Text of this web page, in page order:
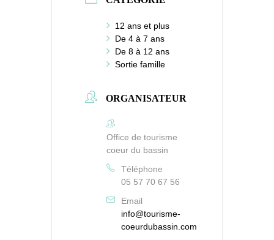
12 ans et plus
De 4 à 7 ans
De 8 à 12 ans
Sortie famille
ORGANISATEUR
Office de tourisme
coeur du bassin
Téléphone
05 57 70 67 56
Email
info@tourisme-
coeurdubassin.com